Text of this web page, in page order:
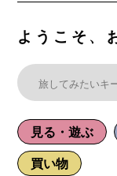
ようこそ、
見る・遊ぶ
買い物